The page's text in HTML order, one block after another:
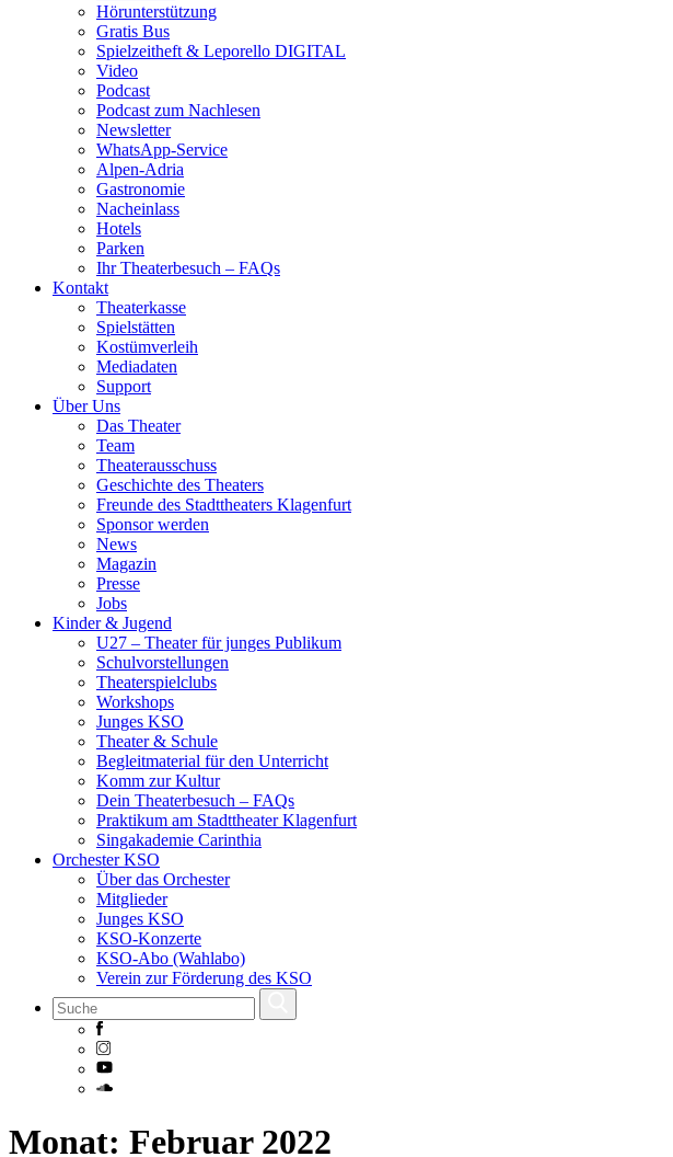
Hörunterstützung
Gratis Bus
Spielzeitheft & Leporello DIGITAL
Video
Podcast
Podcast zum Nachlesen
Newsletter
WhatsApp-Service
Alpen-Adria
Gastronomie
Nacheinlass
Hotels
Parken
Ihr Theaterbesuch – FAQs
Kontakt
Theaterkasse
Spielstätten
Kostümverleih
Mediadaten
Support
Über Uns
Das Theater
Team
Theaterausschuss
Geschichte des Theaters
Freunde des Stadttheaters Klagenfurt
Sponsor werden
News
Magazin
Presse
Jobs
Kinder & Jugend
U27 – Theater für junges Publikum
Schulvorstellungen
Theaterspielclubs
Workshops
Junges KSO
Theater & Schule
Begleitmaterial für den Unterricht
Komm zur Kultur
Dein Theaterbesuch – FAQs
Praktikum am Stadttheater Klagenfurt
Singakademie Carinthia
Orchester KSO
Über das Orchester
Mitglieder
Junges KSO
KSO-Konzerte
KSO-Abo (Wahlabo)
Verein zur Förderung des KSO
to
Monat: Februar 2022